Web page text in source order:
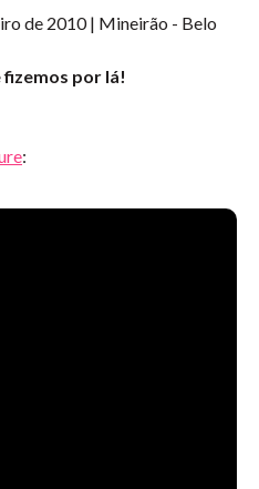
de 2010 | Mineirão - Belo
por lá!
: